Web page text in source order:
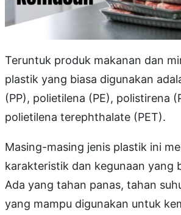
Teruntuk produk makanan dan
plastik yang biasa digunakan
(PP), polietilena (PE), polistirena
polietilena terephthalate (PET).
Masing-masing jenis plastik ini
karakteristik dan kegunaan yang
Ada yang tahan panas, tahan
yang mampu digunakan untuk